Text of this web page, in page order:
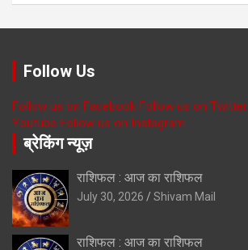
Follow Us
Follow us on Facebook Follow us on Twitter
Youtube Follow us on Instagram
ब्रेकिंग न्यूज़
राशिफल : आज का राशिफल
July 30, 2026 Shivam Mail
राशिफल : आज का राशिफल